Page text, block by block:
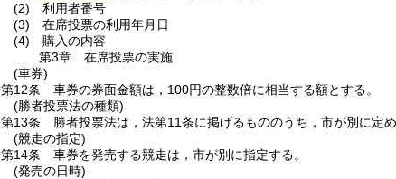
(2)
利用者番号
(3)
在席投票の利用年月日
(4)
購入の内容
第3章
在席投票の実施
(車券)
第12条
車券の券面金額は，100円の整数倍に相当する額とする。
(勝者投票法の種類)
第13条
勝者投票法は，法第11条に掲げるもののうち，市が別に定め
(競走の指定)
第14条
車券を発売する競走は，市が別に指定する。
(発売の日時)